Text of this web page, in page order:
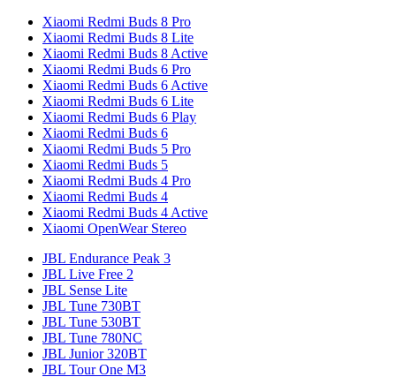
Xiaomi Redmi Buds 8 Pro
Xiaomi Redmi Buds 8 Lite
Xiaomi Redmi Buds 8 Active
Xiaomi Redmi Buds 6 Pro
Xiaomi Redmi Buds 6 Active
Xiaomi Redmi Buds 6 Lite
Xiaomi Redmi Buds 6 Play
Xiaomi Redmi Buds 6
Xiaomi Redmi Buds 5 Pro
Xiaomi Redmi Buds 5
Xiaomi Redmi Buds 4 Pro
Xiaomi Redmi Buds 4
Xiaomi Redmi Buds 4 Active
Xiaomi OpenWear Stereo
JBL Endurance Peak 3
JBL Live Free 2
JBL Sense Lite
JBL Tune 730BT
JBL Tune 530BT
JBL Tune 780NC
JBL Junior 320BT
JBL Tour One M3